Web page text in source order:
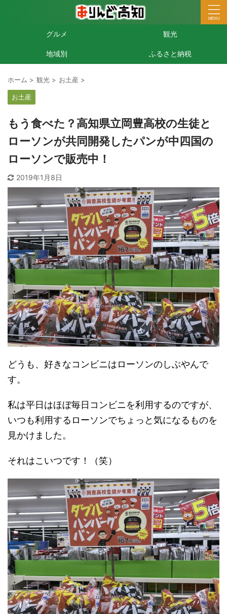
グルメ 観光
地域別 ふるさと納税
ホーム > 観光 > お土産 >
お土産
もう食べた？高知県立岡豊高校の生徒と
ローソンが共同開発したパンが中四国の
ローソンで販売中！
2019年1月8日
どうも、好きなコンビニはローソンのしぶやんで
す。
私は平日はほぼ毎日コンビニを利用するのですが、
いつも利用するローソンでちょっと気になるものを
見かけました。
それはこいつです！（笑）